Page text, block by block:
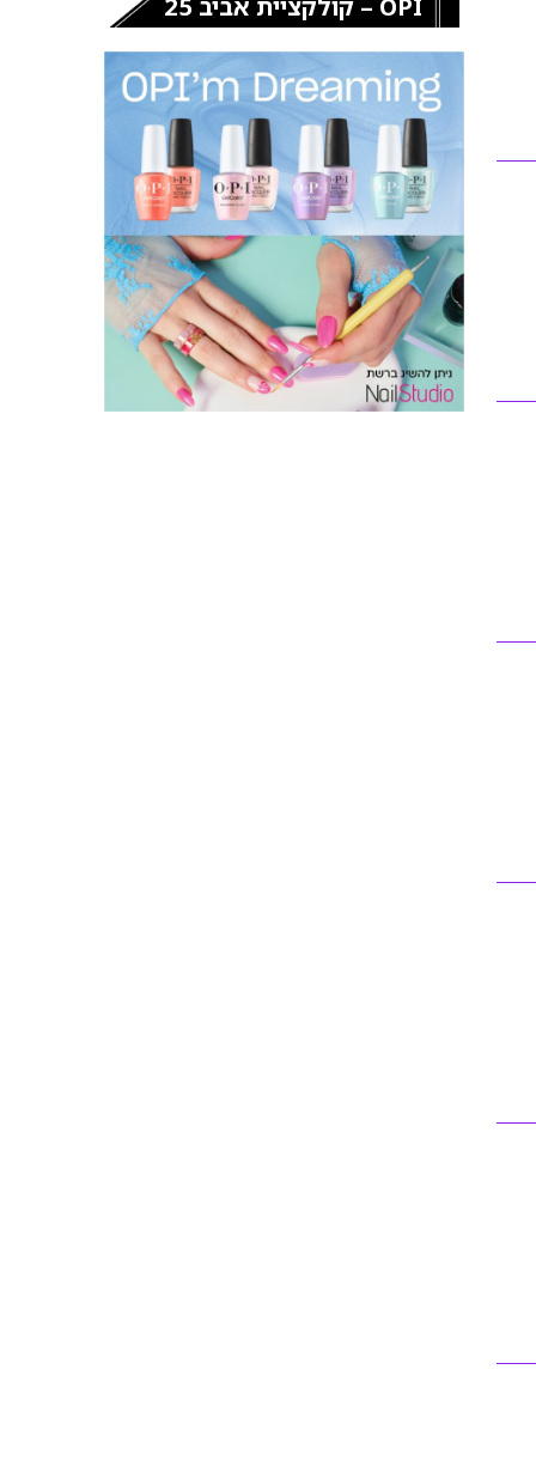
OPI – קולקציית אביב 25